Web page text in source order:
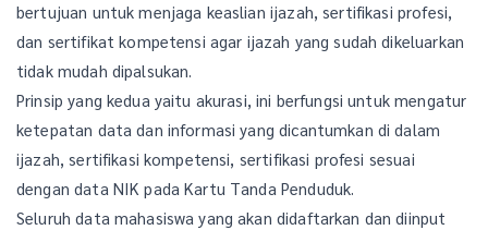
bertujuan untuk menjaga keaslian ijazah, sertifikasi profesi,
dan sertifikat kompetensi agar ijazah yang sudah dikeluarkan
tidak mudah dipalsukan.
Prinsip yang kedua yaitu akurasi, ini berfungsi untuk mengatur
ketepatan data dan informasi yang dicantumkan di dalam
ijazah, sertifikasi kompetensi, sertifikasi profesi sesuai
dengan data NIK pada Kartu Tanda Penduduk.
Seluruh data mahasiswa yang akan didaftarkan dan diinput